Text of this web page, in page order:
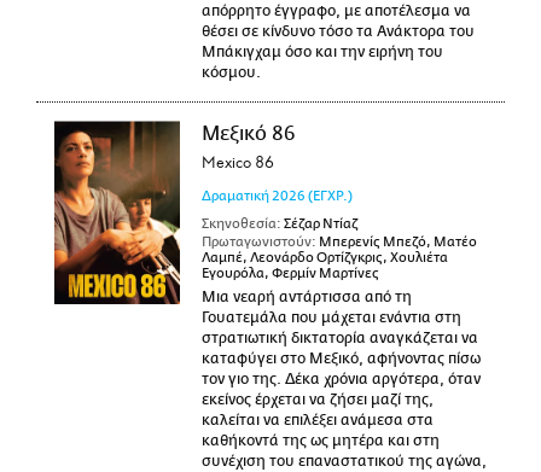
απόρρητο έγγραφο, με αποτέλεσμα να
θέσει σε κίνδυνο τόσο τα Ανάκτορα του
Μπάκιγχαμ όσο και την ειρήνη του
κόσμου.
Μεξικό 86
Mexico 86
Δραματική 2026 (ΕΓΧΡ.)
Σκηνοθεσία: Σέζαρ Ντίαζ
Πρωταγωνιστούν: Μπερενίς Μπεζό, Ματέο
Λαμπέ, Λεονάρδο Ορτίζγκρις, Χουλιέτα
Εγουρόλα, Φερμίν Μαρτίνες
Μια νεαρή αντάρτισσα από τη
Γουατεμάλα που μάχεται ενάντια στη
στρατιωτική δικτατορία αναγκάζεται να
καταφύγει στο Μεξικό, αφήνοντας πίσω
τον γιο της. Δέκα χρόνια αργότερα, όταν
εκείνος έρχεται να ζήσει μαζί της,
καλείται να επιλέξει ανάμεσα στα
καθήκοντά της ως μητέρα και στη
συνέχιση του επαναστατικού της αγώνα,